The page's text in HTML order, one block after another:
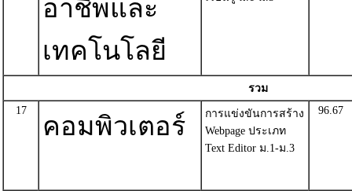
อาชีพและ
เทคโนโลยี
รวม
17
คอมพิวเตอร์
การแข่งขันการสร้าง
Webpage ประเภท
Text Editor ม.1-ม.3
96.67